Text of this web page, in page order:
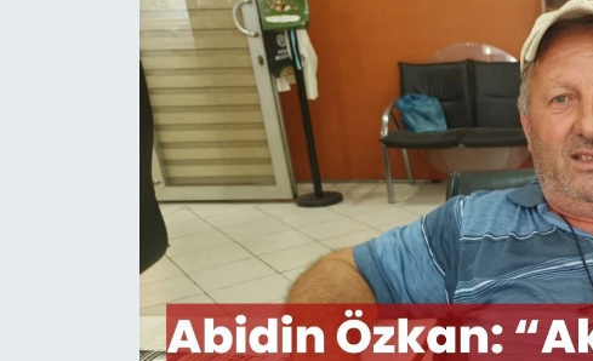
EĞİTİM
TARIM VE HAYVANCILIK
KÜLTÜR SANAT
RESMİ İLAN